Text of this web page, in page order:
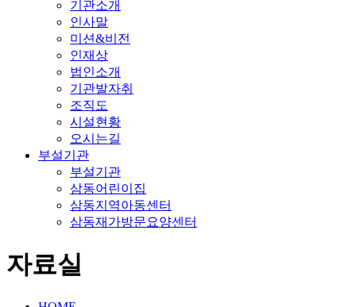
기관소개
인사말
미션&비전
인재상
법인소개
기관발자취
조직도
시설현황
오시는길
부설기관
부설기관
삼동어린이집
삼동지역아동센터
삼동재가방문요양센터
자료실